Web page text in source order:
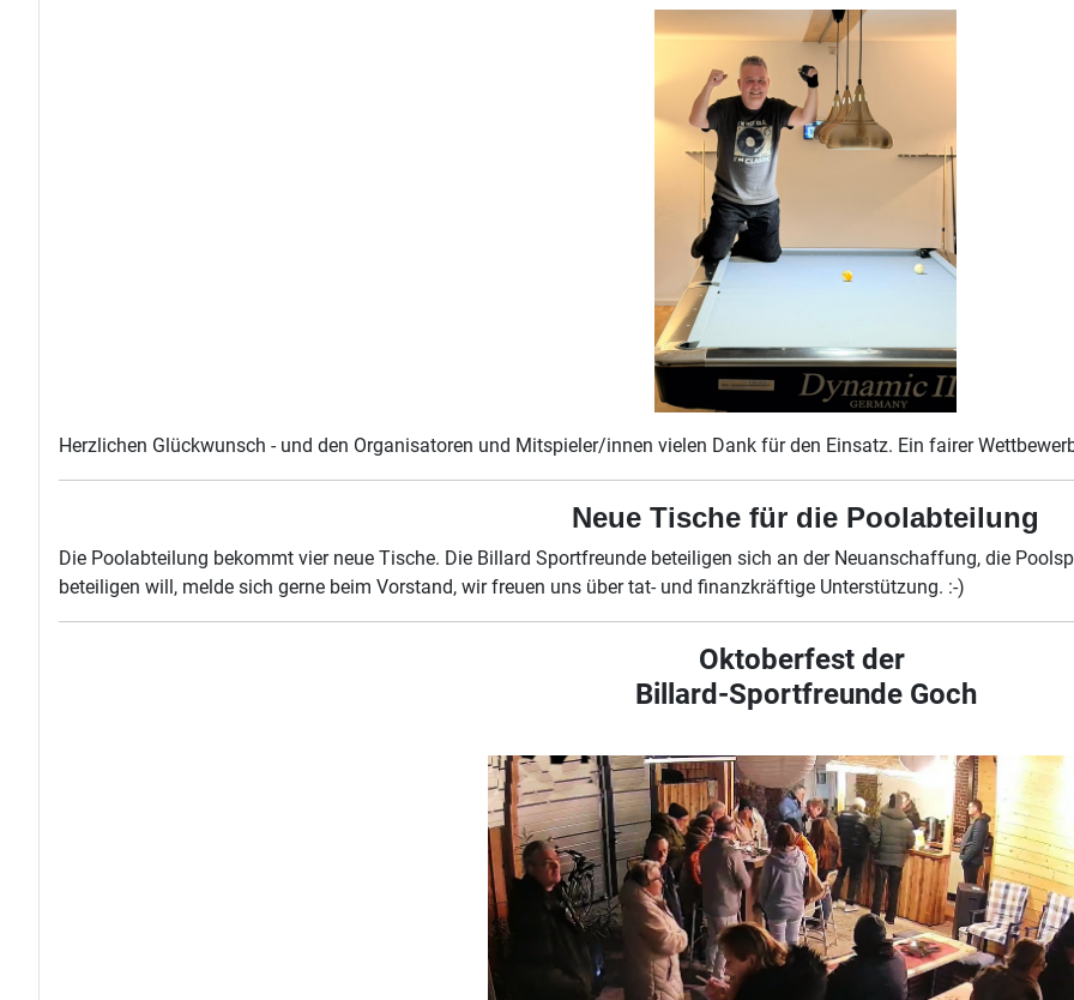
Herzlichen Glückwunsch - und den Organisatoren und Mitspieler/innen vielen Dank für den Einsatz. Ein fairer
Neue Tische für die Poolabteilung
Die Poolabteilung bekommt vier neue Tische. Die Billard Sportfreunde beteiligen sich an der Neuanschaffung, die
beteiligen will, melde sich gerne beim Vorstand, wir freuen uns über tat- und finanzkräftige Unterstützung. :-)
Oktoberfest der
Billard-Sportfreunde Goch